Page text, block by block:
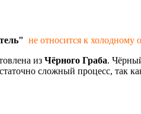
не относится к холодному
из Чёрного Граба.
сложный процесс, так